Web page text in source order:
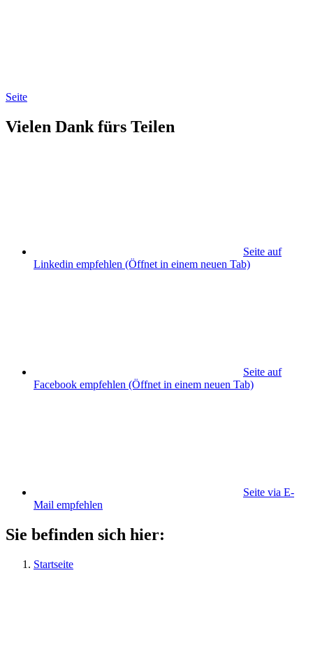
Seite
Vielen Dank fürs Teilen
Seite auf
Linkedin empfehlen (Öffnet in einem neuen Tab)
Seite auf
Facebook empfehlen (Öffnet in einem neuen Tab)
Seite via E-
Mail empfehlen
Sie befinden sich hier:
Startseite